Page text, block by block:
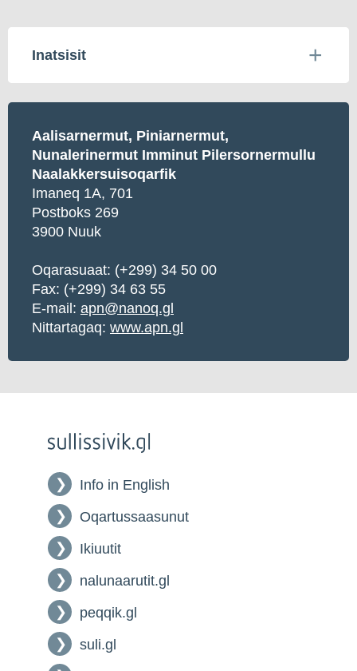
Inatsisit
Aalisarnermut, Piniarnermut,
Nunalerinermut Imminut Pilersornermullu
Naalakkersuisoqarfik
Imaneq 1A, 701
Postboks 269
3900 Nuuk
Oqarasuaat: (+299) 34 50 00
Fax: (+299) 34 63 55
E-mail: apn@nanoq.gl
Nittartagaq: www.apn.gl
Info in English
Oqartussaasunut
Ikiuutit
nalunaarutit.gl
peqqik.gl
suli.gl